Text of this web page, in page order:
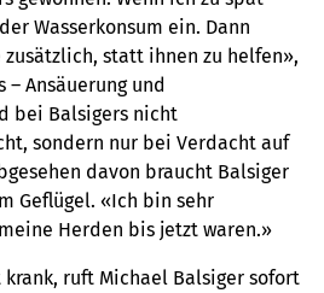
Wasserkonsum ein. Dann
statt ihnen zu helfen»,
Ansäuerung und
bei Balsigers nicht
sondern nur bei Verdacht auf
davon braucht Balsiger
Geflügel. «Ich bin sehr
Herden bis jetzt waren.»
ruft Michael Balsiger sofort